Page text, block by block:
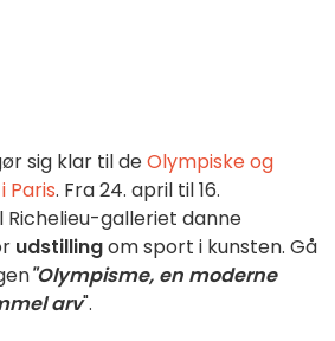
sig klar til deOlympiske og
Paris. Fra 24. april til 16.
galleriet danne
udstillingom sport i kunsten. Gå
"Olympisme, en moderne
arv".